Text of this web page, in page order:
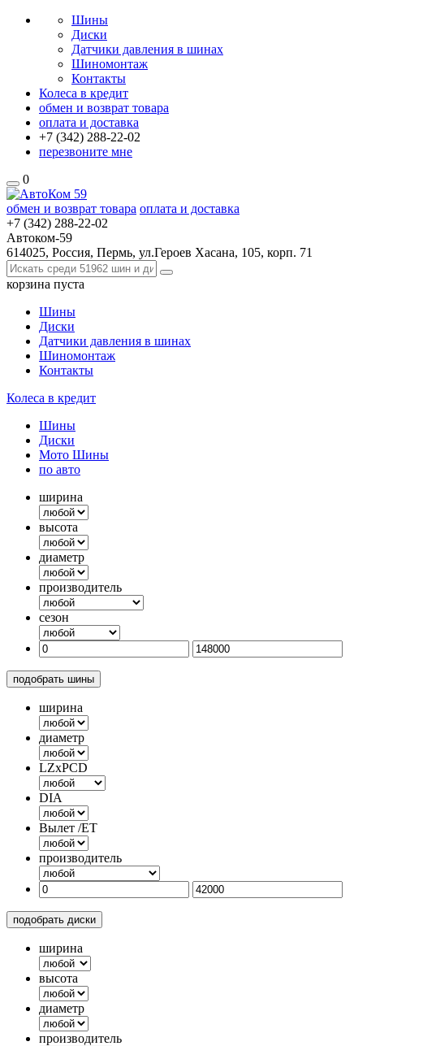
Шины
Диски
Датчики давления в шинах
Шиномонтаж
Контакты
Колеса в кредит
обмен и возврат товара
оплата и доставка
+7 (342) 288-22-02
перезвоните мне
0
обмен и возврат товара оплата и доставка
+7 (342) 288-22-02
Автоком-59
614025, Россия, Пермь, ул.Героев Хасана, 105, корп. 71
корзина пуста
Шины
Диски
Датчики давления в шинах
Шиномонтаж
Контакты
Колеса в кредит
Шины
Диски
Мото Шины
по авто
ширина
высота
диаметр
производитель
сезон
подобрать шины
ширина
диаметр
LZxPCD
DIA
Вылет /ET
производитель
подобрать диски
ширина
высота
диаметр
производитель